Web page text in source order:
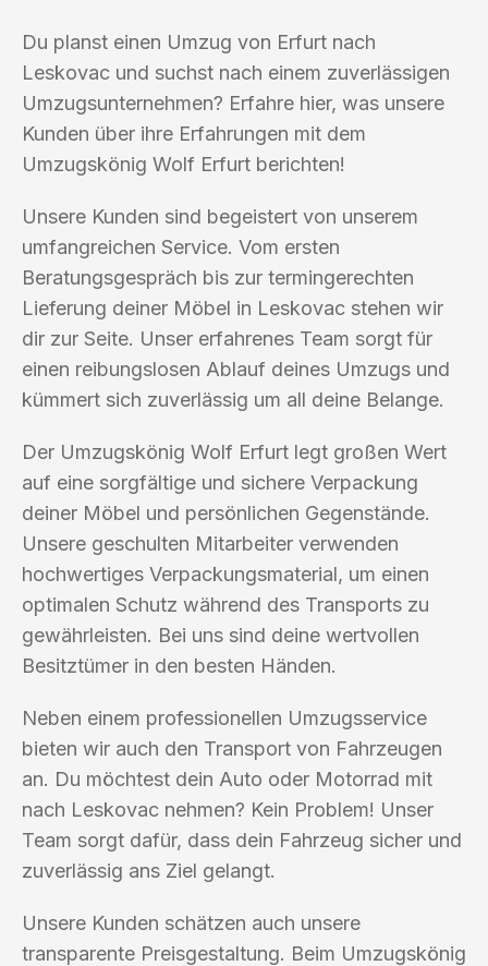
Du planst einen Umzug von Erfurt nach
Leskovac und suchst nach einem zuverlässigen
Umzugsunternehmen? Erfahre hier, was unsere
Kunden über ihre Erfahrungen mit dem
Umzugskönig Wolf Erfurt berichten!
Unsere Kunden sind begeistert von unserem
umfangreichen Service. Vom ersten
Beratungsgespräch bis zur termingerechten
Lieferung deiner Möbel in Leskovac stehen wir
dir zur Seite. Unser erfahrenes Team sorgt für
einen reibungslosen Ablauf deines Umzugs und
kümmert sich zuverlässig um all deine Belange.
Der Umzugskönig Wolf Erfurt legt großen Wert
auf eine sorgfältige und sichere Verpackung
deiner Möbel und persönlichen Gegenstände.
Unsere geschulten Mitarbeiter verwenden
hochwertiges Verpackungsmaterial, um einen
optimalen Schutz während des Transports zu
gewährleisten. Bei uns sind deine wertvollen
Besitztümer in den besten Händen.
Neben einem professionellen Umzugsservice
bieten wir auch den Transport von Fahrzeugen
an. Du möchtest dein Auto oder Motorrad mit
nach Leskovac nehmen? Kein Problem! Unser
Team sorgt dafür, dass dein Fahrzeug sicher und
zuverlässig ans Ziel gelangt.
Unsere Kunden schätzen auch unsere
transparente Preisgestaltung. Beim Umzugskönig